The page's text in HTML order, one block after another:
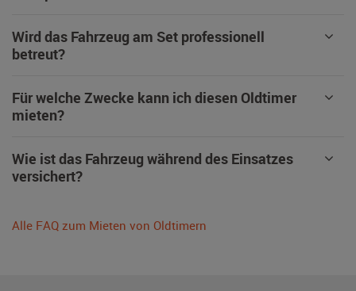
Wird das Fahrzeug am Set professionell
betreut?
Für welche Zwecke kann ich diesen Oldtimer
mieten?
Wie ist das Fahrzeug während des Einsatzes
versichert?
Alle FAQ zum Mieten von Oldtimern